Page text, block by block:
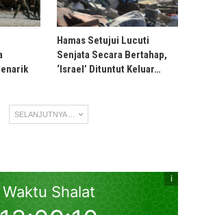
Hamas Setujui Lucuti
Senjata Secara Bertahap,
‘Israel’ Dituntut Keluar…
SELANJUTNYA ...